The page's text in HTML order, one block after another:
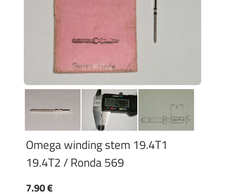
Omega winding stem 19.4T1
19.4T2 / Ronda 569
7.90 €